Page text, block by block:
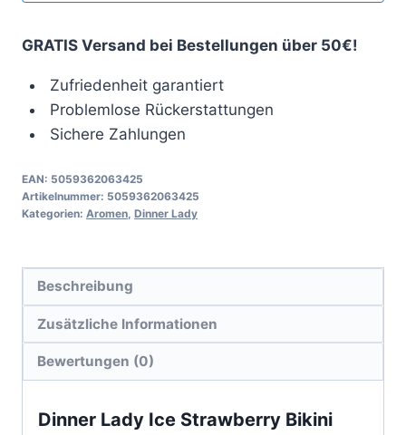
GRATIS Versand bei Bestellungen über 50€!
Zufriedenheit garantiert
Problemlose Rückerstattungen
Sichere Zahlungen
EAN: 5059362063425
Artikelnummer: 5059362063425
Kategorien: Aromen Dinner Lady
Beschreibung
Zusätzliche Informationen
Bewertungen (0)
Dinner Lady Ice Strawberry Bikini